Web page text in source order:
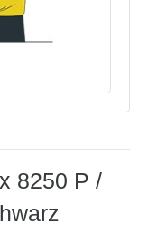
8250 P /